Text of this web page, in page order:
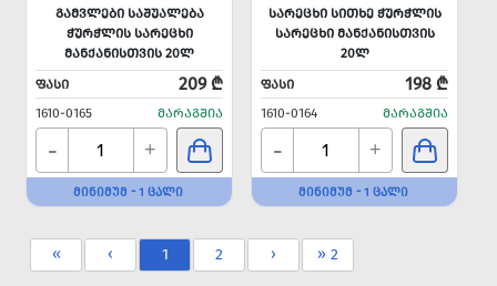
ᲒᲐᲛᲕᲚᲔᲑᲘ ᲡᲐᲨᲣᲐᲚᲔᲑᲐ
ᲭᲣᲠᲭᲚᲘᲡ ᲡᲐᲠᲔᲪᲮᲘ
ᲛᲐᲜᲥᲐᲜᲘᲡᲗᲕᲘᲡ 20Ლ
ᲤᲐᲡᲘ
209 ₾
1610-0165 ᲛᲐᲠᲐᲒᲨᲘᲐ
- +
ᲛᲘᲜᲘᲛᲣᲛ - 1 ᲪᲐᲚᲘ
ᲡᲐᲠᲔᲪᲮᲘ ᲡᲘᲗᲮᲔ ᲭᲣᲠᲭᲚᲘᲡ
ᲡᲐᲠᲔᲪᲮᲘ ᲛᲐᲜᲥᲐᲜᲘᲡᲗᲕᲘᲡ
20Ლ
ᲤᲐᲡᲘ
198 ₾
1610-0164 ᲛᲐᲠᲐᲒᲨᲘᲐ
- +
ᲛᲘᲜᲘᲛᲣᲛ - 1 ᲪᲐᲚᲘ
« ‹ 1 2 › » 2